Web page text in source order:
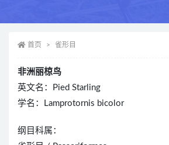
首页 雀形目
非洲丽椋鸟
英文名：Pied Starling
学名：Lamprotornis bicolor
纲目科属：